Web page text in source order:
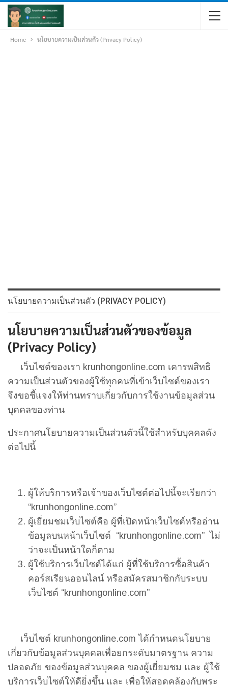
Home นโยบายความเป็นส่วนตัว (Privacy Policy)
นโยบายความเป็นส่วนตัว (PRIVACY POLICY)
นโยบายความเป็นส่วนตัวของข้อมูล
(Privacy Policy)
เว็บไซต์ของเรา krunhongonline.com เคารพสิทธิ
ความเป็นส่วนตัวของผู้ใช้ทุกคนที่เข้าเว็บไซต์ของเรา
จึงขอชี้แจงให้ท่านทราบเกี่ยวกับการใช้งานข้อมูลส่วน
บุคคลของท่าน
ประกาศนโยบายความเป็นส่วนตัวนี้ใช้สำหรับบุคคลดัง
ต่อไปนี้
ผู้ให้บริการหรือเจ้าของเว็บไซต์ต่อไปนี้จะเรียกว่า
“krunhongonline.com”
ผู้เยี่ยมชมเว็บไซต์คือ ผู้ที่เปิดหน้าเว็บไซต์หรืออ่าน
ข้อมูลบนหน้าเว็บไซต์ “krunhongonline.com” ไม่
ว่าจะเป็นหน้าใดก็ตาม
ผู้ใช้บริการเว็บไซต์ได้แก่ ผู้ที่ใช้บริการซื้อสินค้า
คอร์สเรียนออนไลน์ หรือสมัครสมาชิกกับระบบ
เว็บไซต์ “krunhongonline.com”
เว็บไซต์ krunhongonline.com ได้กำหนดนโยบาย
เกี่ยวกับข้อมูลส่วนบุคคลเพื่อยกระดับมาตรฐาน ความ
ปลอดภัย ของข้อมูลส่วนบุคคล ของผู้เยี่ยมชม และ ผู้ใช้
บริการเว็บไซต์ให้ดียิ่งขึ้น และ เพื่อให้สอดคล้องกับพระ